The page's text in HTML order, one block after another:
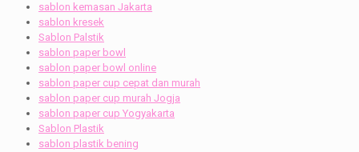
sablon kemasan Jakarta
sablon kresek
Sablon Palstik
sablon paper bowl
sablon paper bowl online
sablon paper cup cepat dan murah
sablon paper cup murah Jogja
sablon paper cup Yogyakarta
Sablon Plastik
sablon plastik bening